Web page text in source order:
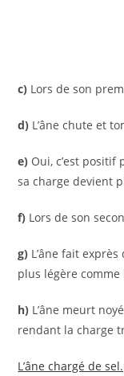
c) Lors de son
d) L’âne chute et
e) Oui, c’est positif
sa charge devient
f) Lors de son
g) L’âne fait
plus légère
h) L’âne meurt
rendant la charge
L’âne chargé de